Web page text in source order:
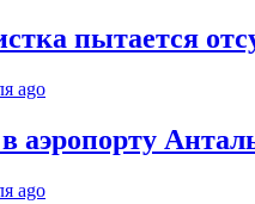
пытается
ago
аэропорту
ago